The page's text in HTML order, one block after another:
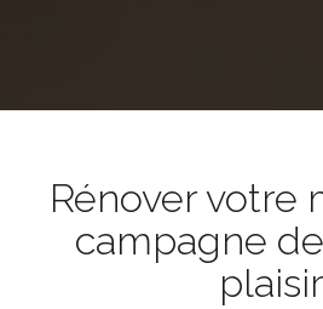
Rénover votre
campagne
plaisir